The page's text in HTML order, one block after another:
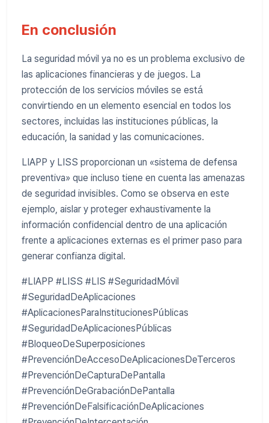
En conclusión
La seguridad móvil ya no es un problema exclusivo de
las aplicaciones financieras y de juegos. La
protección de los servicios móviles se está
convirtiendo en un elemento esencial en todos los
sectores, incluidas las instituciones públicas, la
educación, la sanidad y las comunicaciones.
LIAPP y LISS proporcionan un «sistema de defensa
preventiva» que incluso tiene en cuenta las amenazas
de seguridad invisibles. Como se observa en este
ejemplo, aislar y proteger exhaustivamente la
información confidencial dentro de una aplicación
frente a aplicaciones externas es el primer paso para
generar confianza digital.
#LIAPP #LISS #LIS #SeguridadMóvil
#SeguridadDeAplicaciones
#AplicacionesParaInstitucionesPúblicas
#SeguridadDeAplicacionesPúblicas
#BloqueoDeSuperposiciones
#PrevenciónDeAccesoDeAplicacionesDeTerceros
#PrevenciónDeCapturaDePantalla
#PrevenciónDeGrabaciónDePantalla
#PrevenciónDeFalsificaciónDeAplicaciones